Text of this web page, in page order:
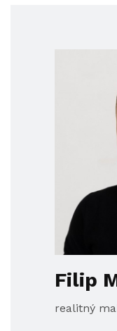
Filip
realitný